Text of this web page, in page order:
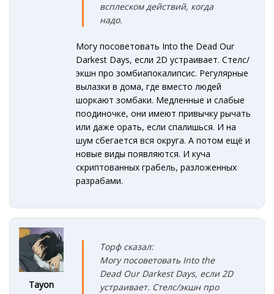
всплеском действий, когда
надо.
Могу посоветовать Into the Dead Our
Darkest Days, если 2D устраивает. Стелс/
экшн про зомбиапокалипсис. Регулярные
вылазки в дома, где вместо людей
шоркают зомбаки. Медленные и слабые
поодиночке, они имеют привычку рычать
или даже орать, если спалишься. И на
шум сбегается вся округа. А потом ещё и
новые виды появляются. И куча
скриптованных грабель, разложенных
разрабами.
Tayon
Торф сказал:
Могу посоветовать Into the
Dead Our Darkest Days, если 2D
устраивает. Стелс/экшн про